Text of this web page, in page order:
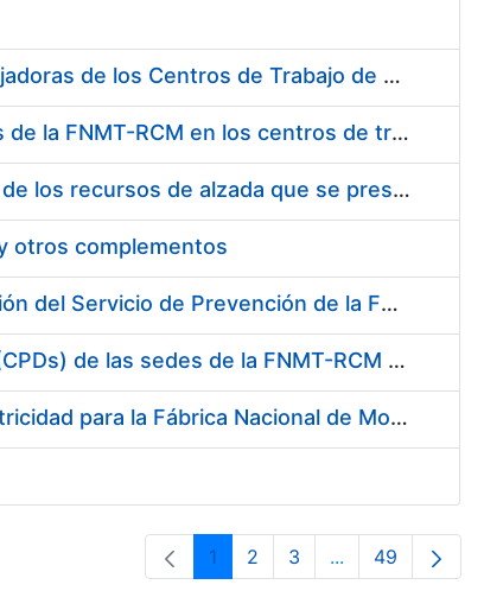
Suministro de Protectores Auditivos a medida para las personas trabajadoras de los Centros de Trabajo de Madrid y Burgos
Suministro de gafas graduadas antiproyecciones para los trabajadores de la FNMT-RCM en los centros de trabajo de Madrid y Burgos
Servicios de una empresa externa para el asesoramiento y resolución de los recursos de alzada que se presentan relacionados con procesos de selección para la FNMT-RCM
otros complementos
Servicio de Calibración y Verificación Externa de los Equipos de Medición del Servicio de Prevención de la FNMT-RCM
Conexión mediante Fibra Óptica de los Centros de Proceso de Datos (CPDs) de las sedes de la FNMT-RCM de Burgos y Madrid
Contratación de acuerdo marco para el Suministro de Material de Electricidad para la Fábrica Nacional de Moneda y Timbre-Real Casa de la Moneda en su centro de trabajo de Burgos
Pàgina
1 Pàgina
2 Pàgina
3 ...PàginesPàgina
49